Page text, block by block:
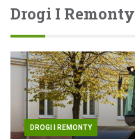
Drogi I Remonty
DROGI I REMONTY